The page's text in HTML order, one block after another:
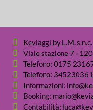
Keviaggi by L.M. s.n.c.
Viale stazione 7 -
Telefono: 0175
Telefono:
Informazioni:
Booking:
Contabilità: